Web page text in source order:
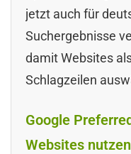
jetzt auch für
Suchergebnisse
damit Websites
Schlagzeilen
Google
Websites